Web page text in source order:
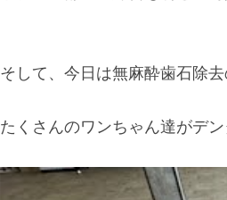
そして、今日は無麻酔歯石除去
たくさんのワンちゃん達がデ